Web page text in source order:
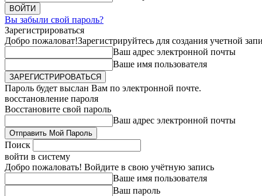
Вы забыли свой пароль?
Зарегистрироваться
Добро пожаловат!Зарегистрируйтесь для создания учетной
Ваш адрес электронной почты
Ваше имя пользователя
Пароль будет выслан Вам по электронной почте.
восстановление пароля
Восстановите свой пароль
Ваш адрес электронной почты
Поиск
войти в систему
Добро пожаловать! Войдите в свою учётную запись
Ваше имя пользователя
Ваш пароль